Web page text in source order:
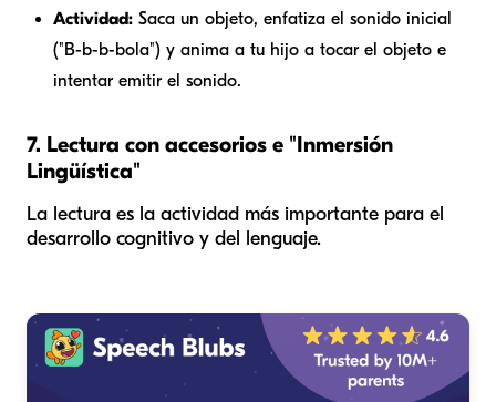
Actividad: Saca un objeto, enfatiza el sonido inicial
("B-b-b-bola") y anima a tu hijo a tocar el objeto e
intentar emitir el sonido.
7. Lectura con accesorios e "Inmersión
Lingüística"
La lectura es la actividad más importante para el
desarrollo cognitivo y del lenguaje.